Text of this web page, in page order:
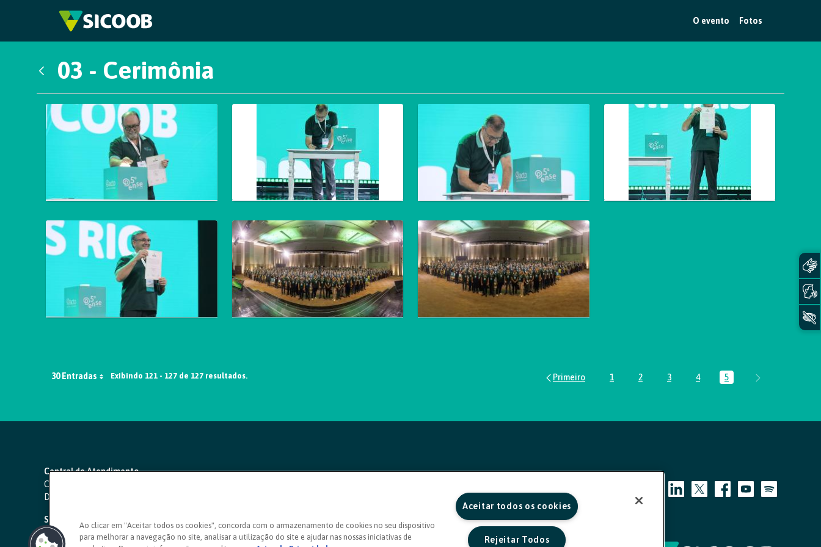
Pular para o Conteúdo principal
O evento Fotos
03 - Cerimônia
Galeria de Mídias
30 Entradas Exibindo 121 - 127 de 127 resultados.
Página
1 Página
2 Página
3 Página
4 Página
5
Central de Atendimento
Capitais e regiões metropolitanas:
Demais localidades:
SAC 24 horas
Ouvidoria
Ao clicar em "Aceitar todos os cookies", concorda com o armazenamento de cookies no seu dispositivo
para melhorar a navegação no site, analisar a utilização do site e ajudar nas nossas iniciativas de
Aceitar todos os cookies
Rejeitar Todos